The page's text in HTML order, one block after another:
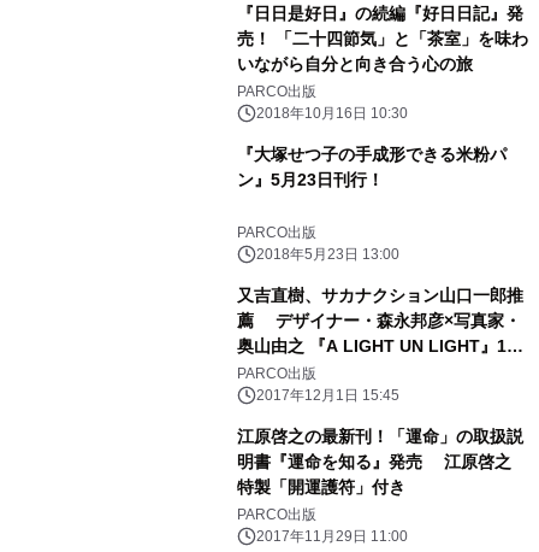
『日日是好日』の続編『好日日記』発
売！ 「二十四節気」と「茶室」を味わ
いながら自分と向き合う心の旅
PARCO出版
2018年10月16日 10:30
『大塚せつ子の手成形できる米粉パ
ン』5月23日刊行！
PARCO出版
2018年5月23日 13:00
又吉直樹、サカナクション山口一郎推
薦 デザイナー・森永邦彦×写真家・
奥山由之 『A LIGHT UN LIGHT』11
月30日(木)に発売
PARCO出版
2017年12月1日 15:45
江原啓之の最新刊！「運命」の取扱説
明書『運命を知る』発売 江原啓之
特製「開運護符」付き
PARCO出版
2017年11月29日 11:00